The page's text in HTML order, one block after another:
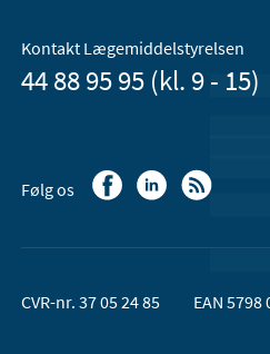
Kontakt Lægemiddelstyrelsen
44 88 95 95 (kl. 9 - 15)
Følg os
CVR-nr. 37 05 24 85 EAN 5798